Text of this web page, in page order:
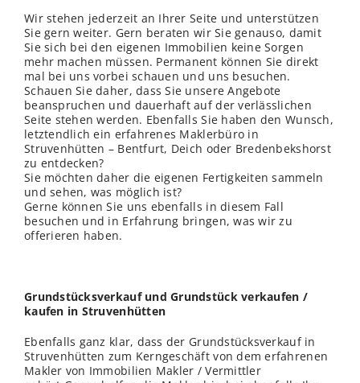
Wir stehen jederzeit an Ihrer Seite und unterstützen
Sie gern weiter. Gern beraten wir Sie genauso, damit
Sie sich bei den eigenen Immobilien keine Sorgen
mehr machen müssen. Permanent können Sie direkt
mal bei uns vorbei schauen und uns besuchen.
Schauen Sie daher, dass Sie unsere Angebote
beanspruchen und dauerhaft auf der verlässlichen
Seite stehen werden. Ebenfalls Sie haben den Wunsch,
letztendlich ein erfahrenes Maklerbüro in
Struvenhütten – Bentfurt, Deich oder Bredenbekshorst
zu entdecken?
Sie möchten daher die eigenen Fertigkeiten sammeln
und sehen, was möglich ist?
Gerne können Sie uns ebenfalls in diesem Fall
besuchen und in Erfahrung bringen, was wir zu
offerieren haben.
Grundstücksverkauf und Grundstück verkaufen /
kaufen in Struvenhütten
Ebenfalls ganz klar, dass der Grundstücksverkauf in
Struvenhütten zum Kerngeschäft von dem erfahrenen
Makler von Immobilien Makler / Vermittler